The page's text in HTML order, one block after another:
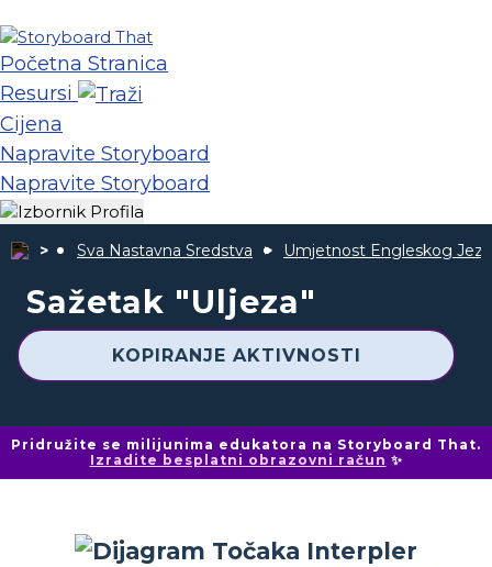
Početna Stranica
Resursi
Cijena
Napravite Storyboard
Napravite Storyboard
Sva Nastavna Sredstva Umjetnost Engleskog
Sažetak "Uljeza"
KOPIRANJE AKTIVNOSTI
Pridružite se milijunima edukatora na Storyboard That.
Izradite besplatni obrazovni račun ✨